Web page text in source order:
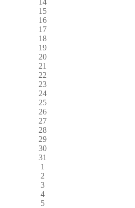
15
16
17
18
19
20
21
22
23
24
25
26
27
28
29
30
31
1
2
3
4
5